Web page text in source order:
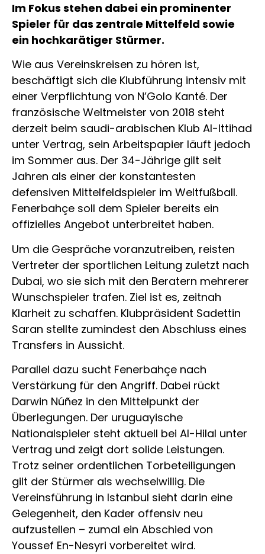
Im Fokus stehen dabei ein prominenter
Spieler für das zentrale Mittelfeld sowie
ein hochkarätiger Stürmer.
Wie aus Vereinskreisen zu hören ist,
beschäftigt sich die Klubführung intensiv mit
einer Verpflichtung von N’Golo Kanté. Der
französische Weltmeister von 2018 steht
derzeit beim saudi-arabischen Klub Al-Ittihad
unter Vertrag, sein Arbeitspapier läuft jedoch
im Sommer aus. Der 34-Jährige gilt seit
Jahren als einer der konstantesten
defensiven Mittelfeldspieler im Weltfußball.
Fenerbahçe soll dem Spieler bereits ein
offizielles Angebot unterbreitet haben.
Um die Gespräche voranzutreiben, reisten
Vertreter der sportlichen Leitung zuletzt nach
Dubai, wo sie sich mit den Beratern mehrerer
Wunschspieler trafen. Ziel ist es, zeitnah
Klarheit zu schaffen. Klubpräsident Sadettin
Saran stellte zumindest den Abschluss eines
Transfers in Aussicht.
Parallel dazu sucht Fenerbahçe nach
Verstärkung für den Angriff. Dabei rückt
Darwin Núñez in den Mittelpunkt der
Überlegungen. Der uruguayische
Nationalspieler steht aktuell bei Al-Hilal unter
Vertrag und zeigt dort solide Leistungen.
Trotz seiner ordentlichen Torbeteiligungen
gilt der Stürmer als wechselwillig. Die
Vereinsführung in Istanbul sieht darin eine
Gelegenheit, den Kader offensiv neu
aufzustellen – zumal ein Abschied von
Youssef En-Nesyri vorbereitet wird.